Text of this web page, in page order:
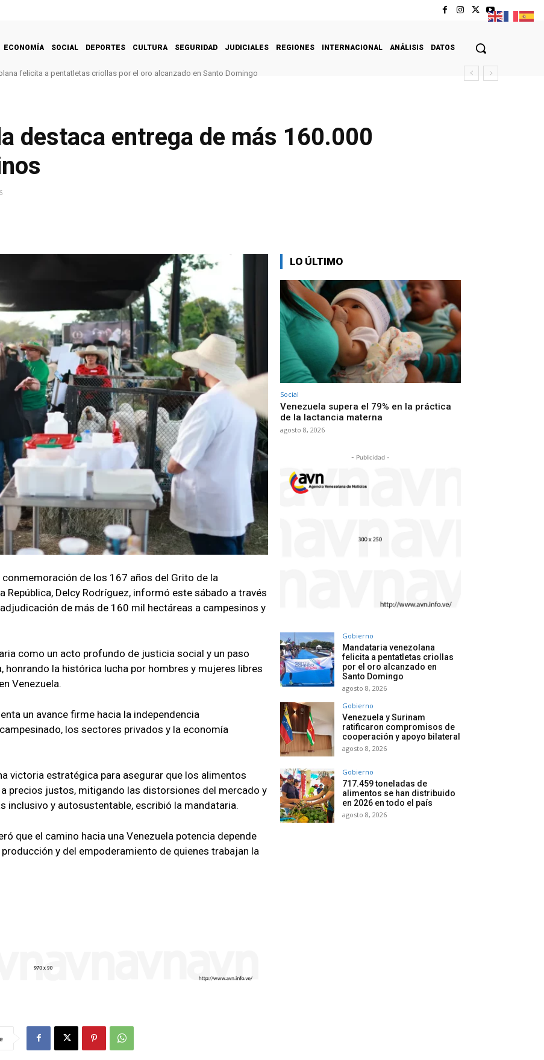
ECONOMÍA SOCIAL DEPORTES CULTURA SEGURIDAD JUDICIALES REGIONES INTERNACIONAL ANÁLISIS DATOS
felicita a pentatletas criollas por el oro alcanzado en Santo Domingo
destaca entrega de más 160.000
conmemoración de los 167 años del Grito de la
República, Delcy Rodríguez, informó este sábado a través
de más de 160 mil hectáreas a campesinos y
como un acto profundo de justicia social y un paso
la histórica lucha por hombres y mujeres libres
Venezuela.
un avance firme hacia la independencia
los sectores privados y la economía
victoria estratégica para asegurar que los alimentos
precios justos, mitigando las distorsiones del mercado y
inclusivo y autosustentable, escribió la mandataria.
que el camino hacia una Venezuela potencia depende
y del empoderamiento de quienes trabajan la
LO ÚLTIMO
Social
Venezuela supera el 79% en la práctica
de la lactancia materna
agosto 8, 2026
- Publicidad -
Gobierno
Mandataria venezolana
felicita a pentatletas criollas
por el oro alcanzado en
Santo Domingo
agosto 8, 2026
Gobierno
Venezuela y Surinam
ratificaron compromisos de
cooperación y apoyo bilateral
agosto 8, 2026
Gobierno
717.459 toneladas de
alimentos se han distribuido
en 2026 en todo el país
agosto 8, 2026